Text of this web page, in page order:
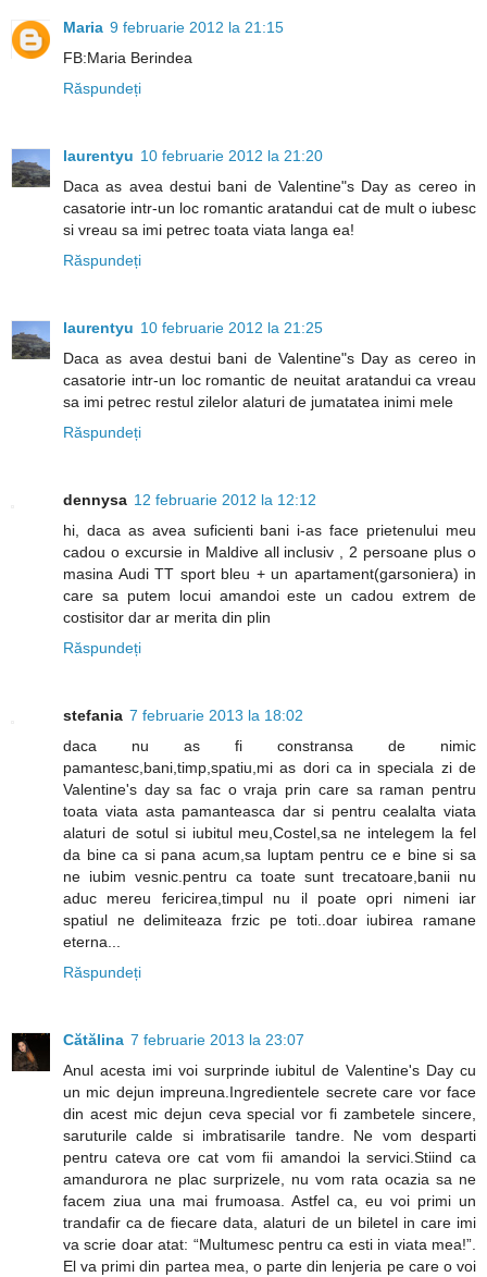
Maria 9 februarie 2012 la 21:15
FB:Maria Berindea
Răspundeți
laurentyu 10 februarie 2012 la 21:20
Daca as avea destui bani de Valentine"s Day as cereo in
casatorie intr-un loc romantic aratandui cat de mult o iubesc
si vreau sa imi petrec toata viata langa ea!
Răspundeți
laurentyu 10 februarie 2012 la 21:25
Daca as avea destui bani de Valentine"s Day as cereo in
casatorie intr-un loc romantic de neuitat aratandui ca vreau
sa imi petrec restul zilelor alaturi de jumatatea inimi mele
Răspundeți
dennysa 12 februarie 2012 la 12:12
hi, daca as avea suficienti bani i-as face prietenului meu
cadou o excursie in Maldive all inclusiv , 2 persoane plus o
masina Audi TT sport bleu + un apartament(garsoniera) in
care sa putem locui amandoi este un cadou extrem de
costisitor dar ar merita din plin
Răspundeți
stefania 7 februarie 2013 la 18:02
daca nu as fi constransa de nimic
pamantesc,bani,timp,spatiu,mi as dori ca in speciala zi de
Valentine's day sa fac o vraja prin care sa raman pentru
toata viata asta pamanteasca dar si pentru cealalta viata
alaturi de sotul si iubitul meu,Costel,sa ne intelegem la fel
da bine ca si pana acum,sa luptam pentru ce e bine si sa
ne iubim vesnic.pentru ca toate sunt trecatoare,banii nu
aduc mereu fericirea,timpul nu il poate opri nimeni iar
spatiul ne delimiteaza frzic pe toti..doar iubirea ramane
eterna...
Răspundeți
Cătălina 7 februarie 2013 la 23:07
Anul acesta imi voi surprinde iubitul de Valentine's Day cu
un mic dejun impreuna.Ingredientele secrete care vor face
din acest mic dejun ceva special vor fi zambetele sincere,
saruturile calde si imbratisarile tandre. Ne vom desparti
pentru cateva ore cat vom fii amandoi la servici.Stiind ca
amandurora ne plac surprizele, nu vom rata ocazia sa ne
facem ziua una mai frumoasa. Astfel ca, eu voi primi un
trandafir ca de fiecare data, alaturi de un biletel in care imi
va scrie doar atat: “Multumesc pentru ca esti in viata mea!”.
El va primi din partea mea, o parte din lenjeria pe care o voi